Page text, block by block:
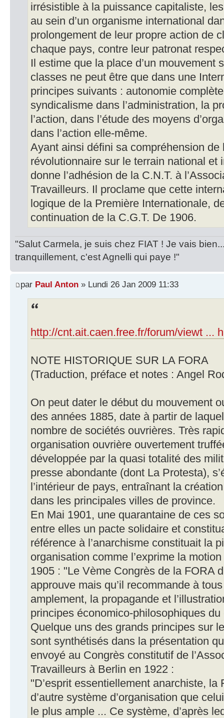
irrésistible à la puissance capitaliste,
au sein d’un organisme international
prolongement de leur propre action de
chaque pays, contre leur patronat
Il estime que la place d’un mouvement
classes ne peut être que dans une
principes suivants : autonomie
syndicalisme dans l’administration, la
l’action, dans l’étude des moyens
dans l’action elle-même.
Ayant ainsi défini sa compréhension de
révolutionnaire sur le terrain national et
donne l’adhésion de la C.N.T. à
Travailleurs. Il proclame que cette
logique de la Première Internationale,
continuation de la C.G.T. De 1906.
"Salut Carmela, je suis chez FIAT ! Je vais
tranquillement, c'est Agnelli qui paye !"
par Paul Anton » Lundi 26 Jan 2009 11:33
http://cnt.ait.caen.free.fr/forum/viewt ...
NOTE HISTORIQUE SUR LA FORA
(Traduction, préface et notes : Angel
On peut dater le début du mouvement
des années 1885, date à partir de
nombre de sociétés ouvrières. Très
organisation ouvrière ouvertement
développée par la quasi totalité des
presse abondante (dont La Protesta),
l’intérieur de pays, entraînant la
dans les principales villes de province.
En Mai 1901, une quarantaine de ces
entre elles un pacte solidaire et
référence à l’anarchisme constituait la
organisation comme l’exprime la
1905 : "Le Vème Congrès de la FORA
approuve mais qu’il recommande à
amplement, la propagande et
principes économico-philosophiques
Quelque uns des grands principes sur
sont synthétisés dans la présentation
envoyé au Congrès constitutif de
Travailleurs à Berlin en 1922 :
"D’esprit essentiellement anarchiste, la
d’autre système d’organisation que
le plus ample ... Ce système, d’après